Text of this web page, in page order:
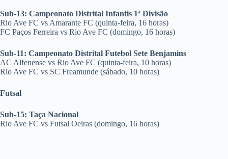
Sub-13: Campeonato Distrital Infantis 1ª Divisão
Rio Ave FC vs Amarante FC (quinta-feira, 16 horas)
FC Paços Ferreira vs Rio Ave FC (domingo, 16 horas)
Sub-11: Campeonato Distrital Futebol Sete Benjamins
AC Alfenense vs Rio Ave FC (quinta-feira, 10 horas)
Rio Ave FC vs SC Freamunde (sábado, 10 horas)
Futsal
Sub-15: Taça Nacional
Rio Ave FC vs Futsal Oeiras (domingo, 16 horas)